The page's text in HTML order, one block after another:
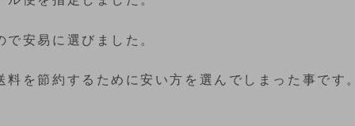
安易に選びました。
料を節約するために安い方を選んでしまった事です